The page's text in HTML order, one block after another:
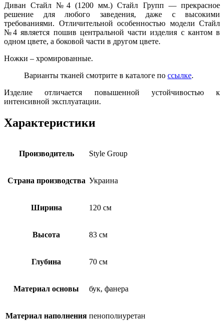
Диван Стайл №4 (1200 мм.) Стайл Групп — прекрасное
решение для любого заведения, даже с высокими
требованиями. Отличительной особенностью модели Стайл
№4 является пошив центральной части изделия с кантом в
одном цвете, а боковой части в другом цвете.
Ножки – хромированные.
Варианты тканей смотрите в каталоге по ссылке.
Изделие отличается повышенной устойчивостью к
интенсивной эксплуатации.
Характеристики
Производитель Style Group
Страна производства Украина
Ширина 120 см
Высота 83 см
Глубина 70 см
Материал основы бук, фанера
Материал наполнения пенополиуретан